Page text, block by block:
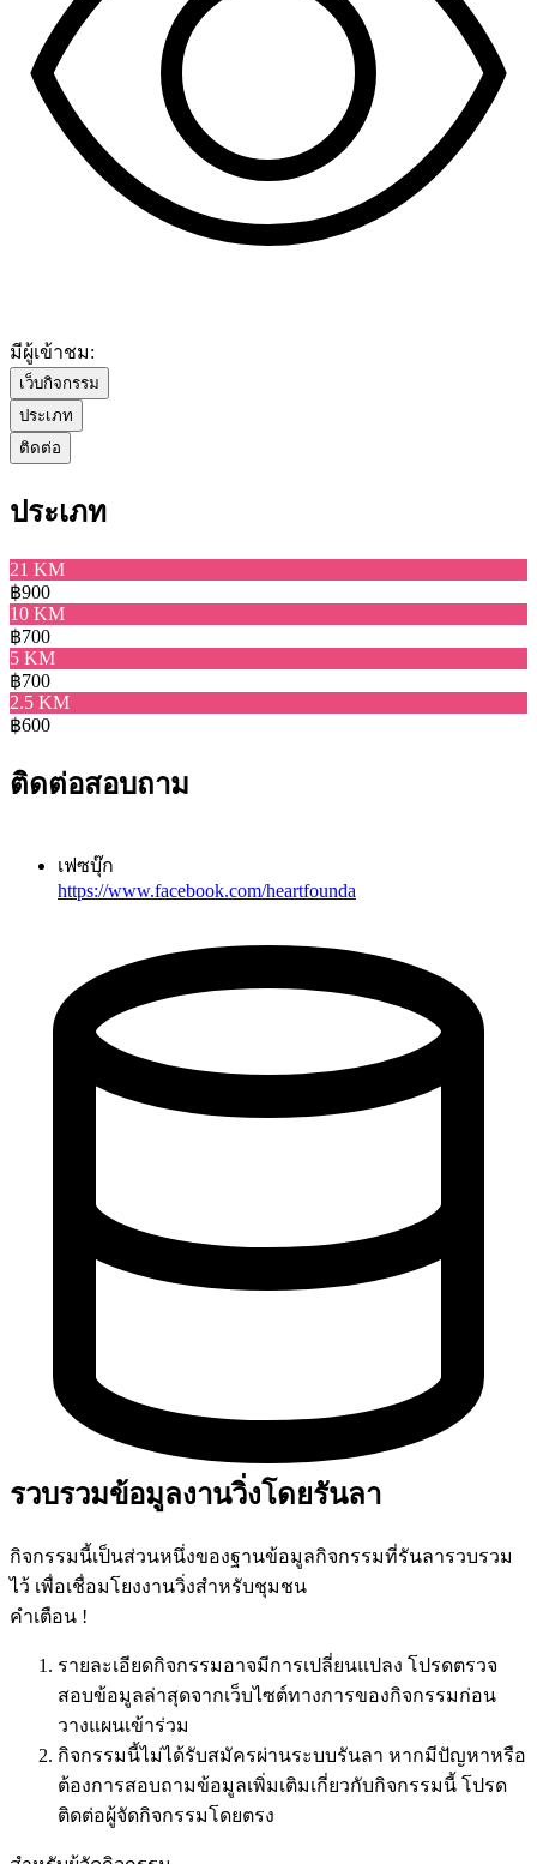
มีผู้เข้าชม:
เว็บกิจกรรม
ประเภท
ติดต่อ
ประเภท
21 KM
฿900
10 KM
฿700
5 KM
฿700
2.5 KM
฿600
ติดต่อสอบถาม
เฟซบุ๊ก
https://www.facebook.com/heartfounda
รวบรวมข้อมูลงานวิ่งโดยรันลา
กิจกรรมนี้เป็นส่วนหนึ่งของฐานข้อมูลกิจกรรมที่รันลารวบรวม
ไว้ เพื่อเชื่อมโยงงานวิ่งสำหรับชุมชน
คำเตือน !
รายละเอียดกิจกรรมอาจมีการเปลี่ยนแปลง โปรดตรวจ
สอบข้อมูลล่าสุดจากเว็บไซต์ทางการของกิจกรรมก่อน
วางแผนเข้าร่วม
กิจกรรมนี้ไม่ได้รับสมัครผ่านระบบรันลา หากมีปัญหาหรือ
ต้องการสอบถามข้อมูลเพิ่มเติมเกี่ยวกับกิจกรรมนี้ โปรด
ติดต่อผู้จัดกิจกรรมโดยตรง